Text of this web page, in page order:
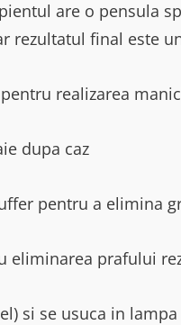
are o pensula
rezultatul final este
realizarea
dupa caz
pentru a elimina
eliminarea prafului
si se usuca in